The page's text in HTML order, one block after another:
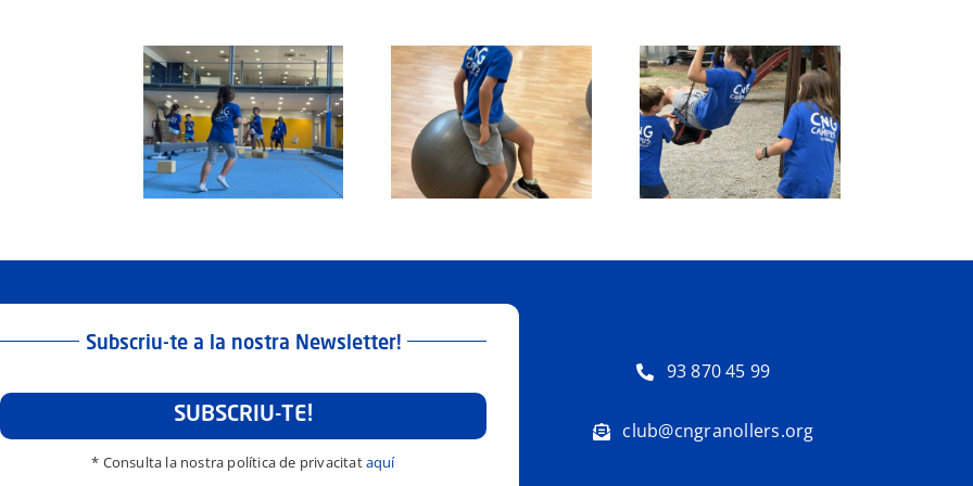
Protegit: Grup Agost:
Divendres 22 d’Agost
del 2025
Protegit: Grup Agost:
Dijous 21 d’Agost del
2025
Protegit: Grup 1-2:
Divendres 3 Juliol del
2026
Subscriu-te a la nostra Newsletter!
SUBSCRIU-TE!
* Consulta la nostra política de privacitataquí
93 870 45 99
club@cngranollers.org